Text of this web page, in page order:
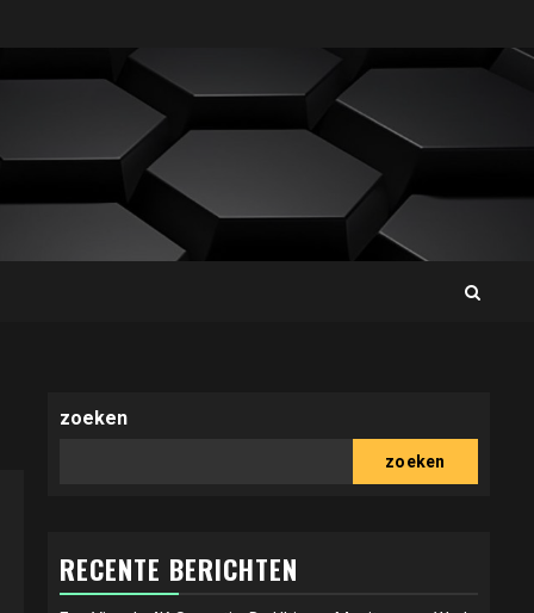
zoeken
zoeken
RECENTE BERICHTEN